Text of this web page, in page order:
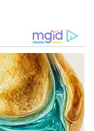
తెలుగు